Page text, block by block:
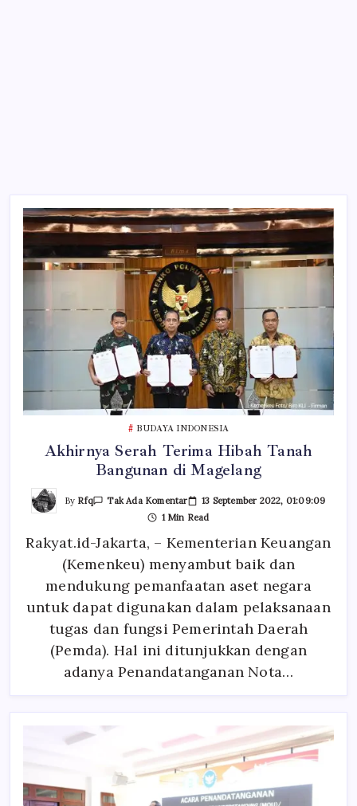
BUDAYA INDONESIA
Akhirnya Serah Terima Hibah Tanah
Bangunan di Magelang
By Rfq Tak Ada KomentarPada
Akhirnya
Serah
Hibah
Tanah
Bangunan
Di
Magelang
13 September 2022, 01:09:09
1 Min Read
Rakyat.id-Jakarta, – Kementerian Keuangan
(Kemenkeu) menyambut baik dan
mendukung pemanfaatan aset negara
untuk dapat digunakan dalam pelaksanaan
tugas dan fungsi Pemerintah Daerah
(Pemda). Hal ini ditunjukkan dengan
adanya Penandatanganan Nota…